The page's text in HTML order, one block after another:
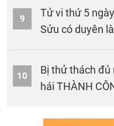
9
Tử vi thứ 5
Sửu có duyên
10
Bị thử thách đủ
hái THÀNH